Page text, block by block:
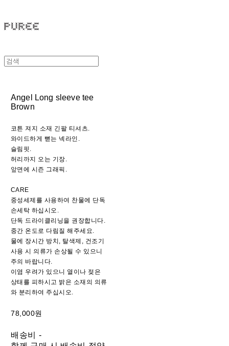
Angel Long sleeve tee
Brown
코튼 져지 소재 긴팔 티셔츠.
와이드하게 뻗는 넥라인.
슬림핏.
허리까지 오는 기장.
앞면에 시즌 그래픽.
CARE
중성세제를 사용하여 찬물에 단독
손세탁 하십시오.
단독 드라이클리닝을 권장합니다.
중간 온도로 다림질 해주세요.
물에 장시간 방치, 탈색제, 건조기
사용 시 의류가 손상될 수 있으니
주의 바랍니다.
이염 우려가 있으니 열이나 젖은
상태를 피하시고 밝은 소재의 의류
와 분리하여 주십시오.
78,000원
배송비 -